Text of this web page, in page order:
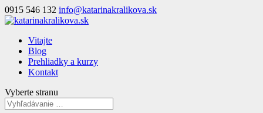
0915 546 132 info@katarinakralikova.sk
Vitajte
Blog
Prehliadky a kurzy
Kontakt
Vyberte stranu